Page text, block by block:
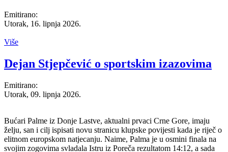
Emitirano:
Utorak, 16. lipnja 2026.
Više
Dejan Stjepčević o sportskim izazovima
Emitirano:
Utorak, 09. lipnja 2026.
Bućari Palme iz Donje Lastve, aktualni prvaci Crne Gore, imaju
želju, san i cilj ispisati novu stranicu klupske povijesti kada je riječ o
elitnom europskom natjecanju. Naime, Palma je u osmini finala na
svojim zogovima svladala Istru iz Poreča rezultatom 14:12, a sada